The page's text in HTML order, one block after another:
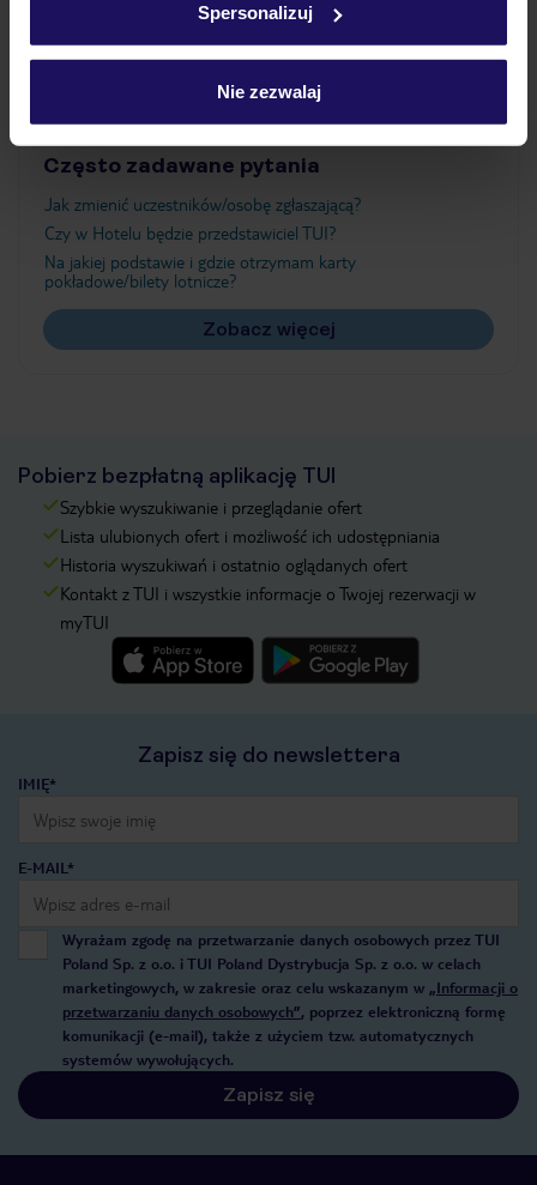
Spersonalizuj
Nie zezwalaj
Ważne informacje
Często zadawane pytania
Jak zmienić uczestników/osobę zgłaszającą?
Czy w Hotelu będzie przedstawiciel TUI?
Na jakiej podstawie i gdzie otrzymam karty
pokładowe/bilety lotnicze?
Zobacz więcej
Pobierz bezpłatną aplikację TUI
Szybkie wyszukiwanie i przeglądanie ofert
Lista ulubionych ofert i możliwość ich udostępniania
Historia wyszukiwań i ostatnio oglądanych ofert
Kontakt z TUI i wszystkie informacje o Twojej rezerwacji w
myTUI
Zapisz się do newslettera
IMIĘ*
E-MAIL*
Wyrażam zgodę na przetwarzanie danych osobowych przez TUI
Poland Sp. z o.o. i TUI Poland Dystrybucja Sp. z o.o. w celach
marketingowych, w zakresie oraz celu wskazanym w „Informacji o
przetwarzaniu danych osobowych”, poprzez elektroniczną formę
komunikacji (e-mail), także z użyciem tzw. automatycznych
systemów wywołujących.
Zapisz się